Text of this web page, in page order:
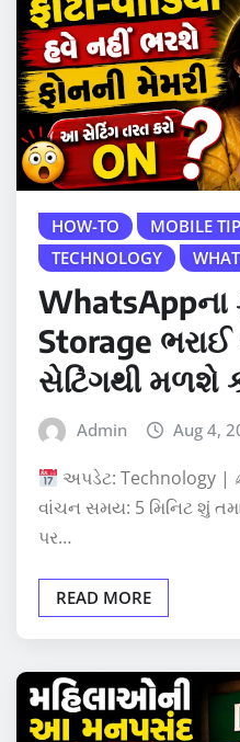
HOW-TO MOBILE
TECHNOLOGY
WhatsAppના
Storage
સેટિંગથી મળશે
Admin Aug 4,
અપડેટ: Technology
વાંચન સમય: 5 મિનિટ શું
પર…
READ MORE